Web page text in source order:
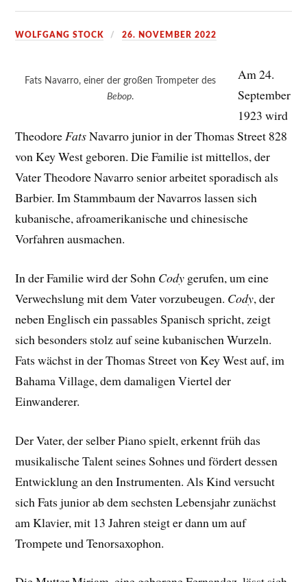
WOLFGANG STOCK 26. NOVEMBER 2022
Fats Navarro, einer der großen Trompeter des
Bebop.
Am 24.
September
1923 wird
TheodoreFatsNavarro junior in der Thomas Street 828
von Key West geboren. Die Familie ist mittellos, der
Vater Theodore Navarro senior arbeitet sporadisch als
Barbier. Im Stammbaum der Navarros lassen sich
kubanische, afroamerikanische und chinesische
Vorfahren ausmachen.
In der Familie wird der Sohn Cody gerufen, um eine
Verwechslung mit dem Vater vorzubeugen. Cody, der
neben Englisch ein passables Spanisch spricht, zeigt
sich besonders stolz auf seine kubanischen Wurzeln.
Fats wächst in der Thomas Street von Key West auf, im
Bahama Village, dem damaligen Viertel der
Einwanderer.
Der Vater, der selber Piano spielt, erkennt früh das
musikalische Talent seines Sohnes und fördert dessen
Entwicklung an den Instrumenten. Als Kind versucht
sich Fats junior ab dem sechsten Lebensjahr zunächst
am Klavier, mit 13 Jahren steigt er dann um auf
Trompete und Tenorsaxophon.